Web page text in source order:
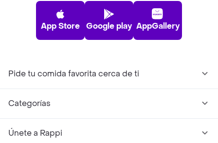
App Store Google play AppGallery
Pide tu comida favorita cerca de ti
Categorías
Únete a Rappi